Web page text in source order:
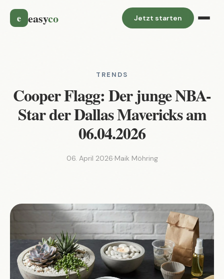
e easyco Jetzt starten
TRENDS
Cooper Flagg: Der junge NBA-
Star der Dallas Mavericks am
06.04.2026
06. April 2026·Maik Möhring